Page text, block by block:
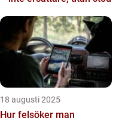
18 augusti 2025
Hur felsöker man